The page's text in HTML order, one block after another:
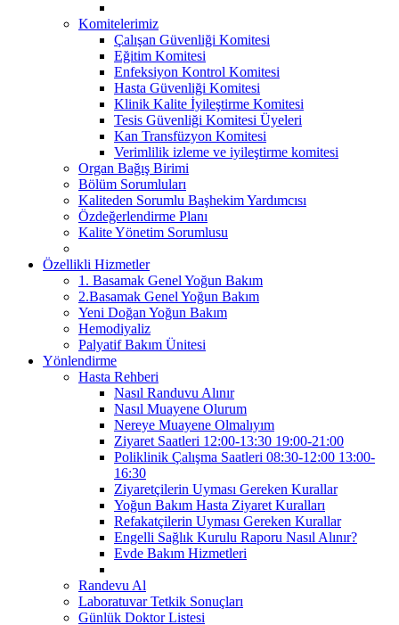
Komitelerimiz
Çalışan Güvenliği Komitesi
Eğitim Komitesi
Enfeksiyon Kontrol Komitesi
Hasta Güvenliği Komitesi
Klinik Kalite İyileştirme Komitesi
Tesis Güvenliği Komitesi Üyeleri
Kan Transfüzyon Komitesi
Verimlilik izleme ve iyileştirme komitesi
Organ Bağış Birimi
Bölüm Sorumluları
Kaliteden Sorumlu Başhekim Yardımcısı
Özdeğerlendirme Planı
Kalite Yönetim Sorumlusu
Özellikli Hizmetler
1. Basamak Genel Yoğun Bakım
2.Basamak Genel Yoğun Bakım
Yeni Doğan Yoğun Bakım
Hemodiyaliz
Palyatif Bakım Ünitesi
Yönlendirme
Hasta Rehberi
Nasıl Randuvu Alınır
Nasıl Muayene Olurum
Nereye Muayene Olmalıyım
Ziyaret Saatleri 12:00-13:30 19:00-21:00
Poliklinik Çalışma Saatleri 08:30-12:00 13:00-
16:30
Ziyaretçilerin Uyması Gereken Kurallar
Yoğun Bakım Hasta Ziyaret Kuralları
Refakatçilerin Uyması Gereken Kurallar
Engelli Sağlık Kurulu Raporu Nasıl Alınır?
Evde Bakım Hizmetleri
Randevu Al
Laboratuvar Tetkik Sonuçları
Günlük Doktor Listesi